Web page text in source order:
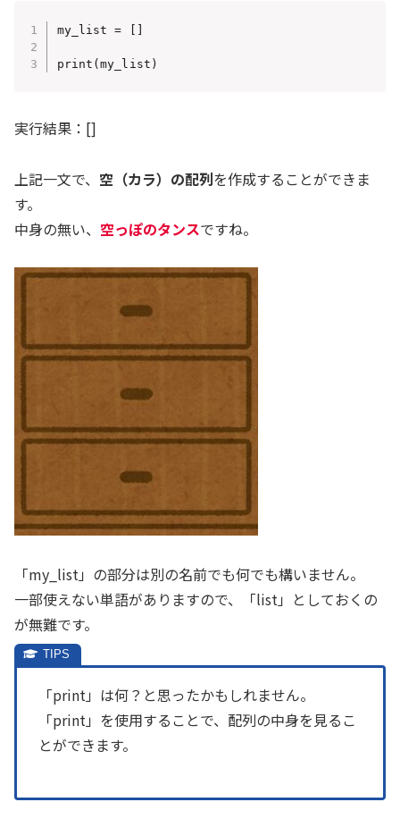
my_list = []
print(my_list)
実行結果：[]
上記一文で、 空（カラ）の配列を作成することができま
す。
中身の無い、 空っぽのタンスですね。
「my_list」の部分は別の名前でも何でも構いません。
一部使えない単語がありますので、「list」としておくの
が無難です。
「print」は何？と思ったかもしれません。
「print」を使用することで、配列の中身を見るこ
とができます。